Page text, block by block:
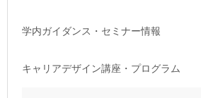
学内ガイダンス・セミナー情報
キャリアデザイン講座・プログラム